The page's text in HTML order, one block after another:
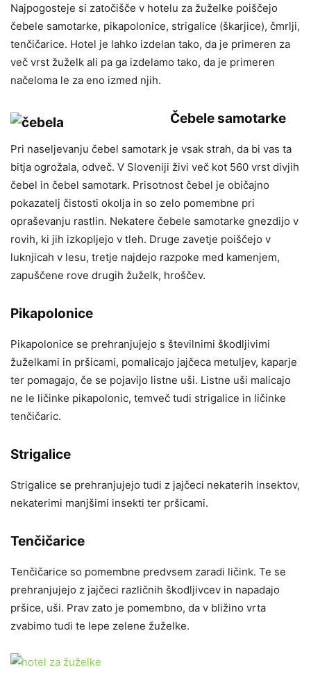
Najpogosteje si zatočišče v hotelu za žuželke poiščejo
čebele samotarke, pikapolonice, strigalice (škarjice), čmrlji,
tenčičarice. Hotel je lahko izdelan tako, da je primeren za
več vrst žuželk ali pa ga izdelamo tako, da je primeren
načeloma le za eno izmed njih.
Čebele samotarke
Pri naseljevanju čebel samotark je vsak strah, da bi vas ta
bitja ogrožala, odveč. V Sloveniji živi več kot 560 vrst divjih
čebel in čebel samotark. Prisotnost čebel je običajno
pokazatelj čistosti okolja in so zelo pomembne pri
opraševanju rastlin. Nekatere čebele samotarke gnezdijo v
rovih, ki jih izkopljejo v tleh. Druge zavetje poiščejo v
luknjicah v lesu, tretje najdejo razpoke med kamenjem,
zapuščene rove drugih žuželk, hroščev.
Pikapolonice
Pikapolonice se prehranjujejo s številnimi škodljivimi
žuželkami in pršicami, pomalicajo jajčeca metuljev, kaparje
ter pomagajo, če se pojavijo listne uši. Listne uši malicajo
ne le ličinke pikapolonic, temveč tudi strigalice in ličinke
tenčičaric.
Strigalice
Strigalice se prehranjujejo tudi z jajčeci nekaterih insektov,
nekaterimi manjšimi insekti ter pršicami.
Tenčičarice
Tenčičarice so pomembne predvsem zaradi ličink. Te se
prehranjujejo z jajčeci različnih škodljivcev in napadajo
pršice, uši. Prav zato je pomembno, da v bližino vrta
zvabimo tudi te lepe zelene žuželke.